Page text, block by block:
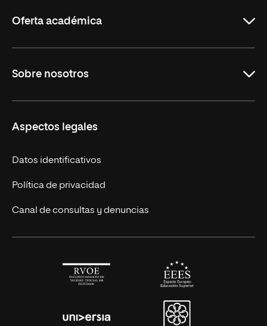
Oferta académica
Licenciaturas en línea
Cursos Europeos
Títulos Americanos
Alianza Newman
Sobre nosotros
Nuestros alumnos
Únete a nosotros
Actualidad
Solicita información
Aspectos legales
Datos identificativos
Política de privacidad
Canal de consultas y denuncias